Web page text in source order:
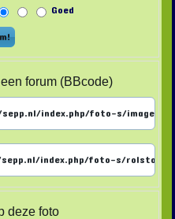
Goed
forum (BBcode)
deze foto